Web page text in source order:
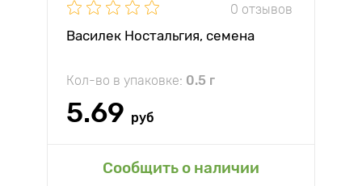
0 отзывов
Василек Ностальгия, семена
Кол-во в упаковке: 0.5 г
5.69 руб
Сообщить о наличии